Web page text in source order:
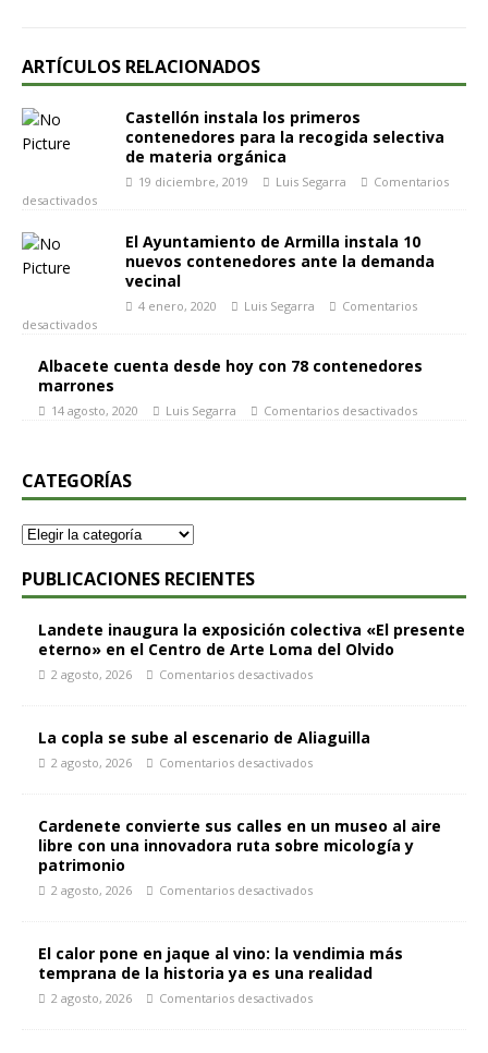
ARTÍCULOS RELACIONADOS
Castellón instala los primeros
contenedores para la recogida selectiva
de materia orgánica
19 diciembre, 2019 Luis Segarra
Comentarios
desactivados
El Ayuntamiento de Armilla instala 10
nuevos contenedores ante la demanda
vecinal
4 enero, 2020 Luis Segarra
Comentarios
desactivados
Albacete cuenta desde hoy con 78 contenedores
marrones
14 agosto, 2020 Luis Segarra Comentarios desactivados
CATEGORÍAS
PUBLICACIONES RECIENTES
Landete inaugura la exposición colectiva «El presente
eterno» en el Centro de Arte Loma del Olvido
2 agosto, 2026 Comentarios desactivados
La copla se sube al escenario de Aliaguilla
2 agosto, 2026 Comentarios desactivados
Cardenete convierte sus calles en un museo al aire
libre con una innovadora ruta sobre micología y
patrimonio
2 agosto, 2026 Comentarios desactivados
El calor pone en jaque al vino: la vendimia más
temprana de la historia ya es una realidad
2 agosto, 2026 Comentarios desactivados